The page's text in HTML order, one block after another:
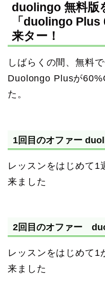
duolingo 無料版
「duolingo
来ター！
しばらくの間、無料
Duolongo Plusが
た。
1回目のオファー
レッスンをはじめて1
来ました
2回目のオファー
レッスンをはじめて1
来ました